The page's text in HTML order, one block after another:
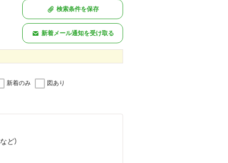
検索条件を保存
新着メール通知を受け取る
新着のみ 図あり
など）